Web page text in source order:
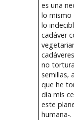
es una
lo mismo
lo
cadáver
no
semillas,
que he
día mis
este
humana-.